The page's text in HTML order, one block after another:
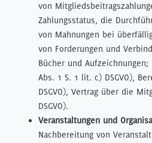
von
Zahlungsstatus, die
von Mahnungen bei
von Forderungen und
Bücher und Aufzeichnungen;
Abs. 1 S. 1 lit. c) DSGVO),
DSGVO), Vertrag über die
DSGVO).
Veranstaltungen und
Nachbereitung von